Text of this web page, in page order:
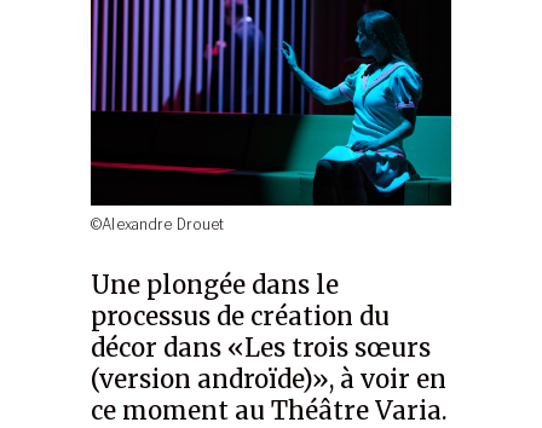
©Alexandre Drouet
Une plongée dans le
processus de création du
décor dans «Les trois sœurs
(version androïde)», à voir en
ce moment au Théâtre Varia.